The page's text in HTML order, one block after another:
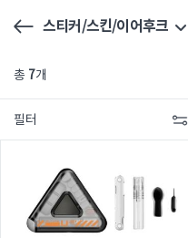
스티커/스킨/이어후크
총 7개
필터